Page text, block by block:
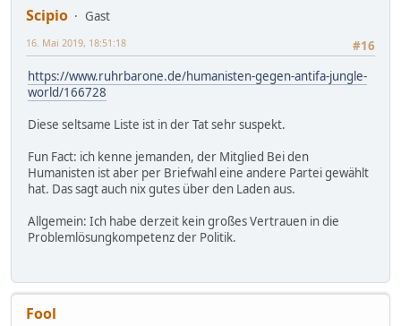
Scipio
Gast
#16
16. Mai 2019, 18:51:18
https://www.ruhrbarone.de/humanisten-gegen-antifa-jungle-
world/166728
Diese seltsame Liste ist in der Tat sehr suspekt.
Fun Fact: ich kenne jemanden, der Mitglied Bei den
Humanisten ist aber per Briefwahl eine andere Partei gewählt
hat. Das sagt auch nix gutes über den Laden aus.
Allgemein: Ich habe derzeit kein großes Vertrauen in die
Problemlösungkompetenz der Politik.
Fool